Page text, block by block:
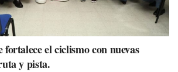
fortalece el ciclismo con nuevas
y pista.